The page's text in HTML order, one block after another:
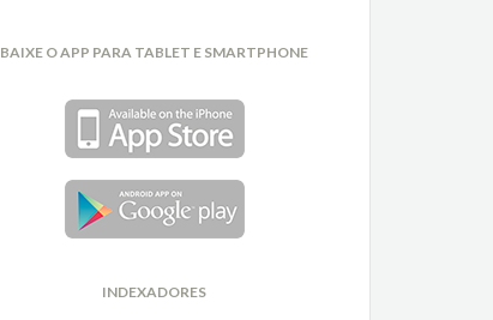
BAIXE O APP PARA TABLET E SMARTPHONE
INDEXADORES